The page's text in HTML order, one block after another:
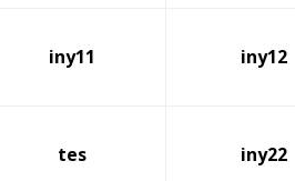
iny11 iny12
tes iny22